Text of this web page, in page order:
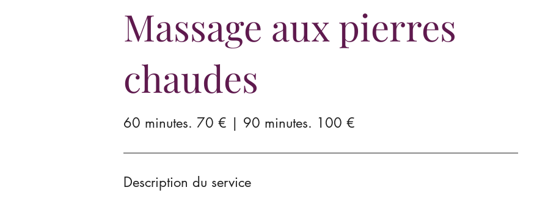
Massage aux pierres
chaudes
60 minutes. 70 € | 90 minutes. 100 €
Description du service